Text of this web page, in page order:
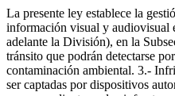
La presente ley establece la
información visual y audiovisual
adelante la División), en la
tránsito que podrán detectarse
contaminación ambiental. 3.-
ser captadas por dispositivos